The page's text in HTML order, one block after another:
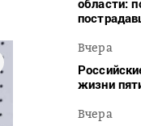
Вчера
жизни
Вчера